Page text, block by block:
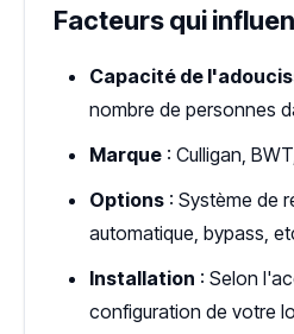
Facteurs qui
Capacité de
nombre de personnes
Marque : Culligan,
Options : Système de
automatique, bypass,
Installation : Selon
configuration de votre